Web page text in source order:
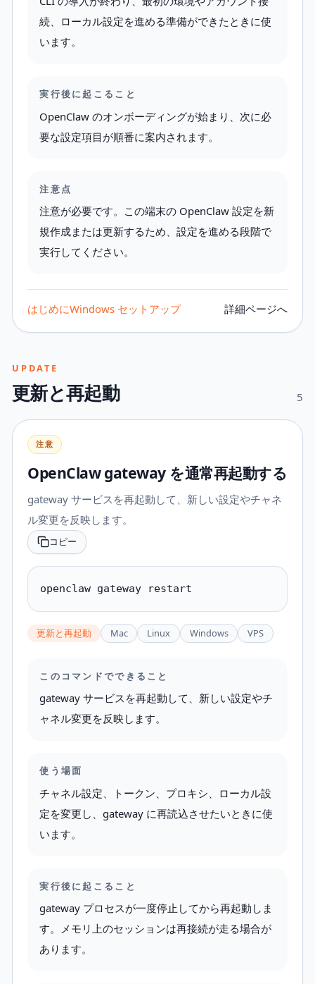
続、ローカル設定を進める準備ができたときに使
います。
実行後に起こること
OpenClaw のオンボーディングが始まり、次に必
要な設定項目が順番に案内されます。
注意点
注意が必要です。この端末の OpenClaw 設定を新
規作成または更新するため、設定を進める段階で
実行してください。
はじめにWindows セットアップ 詳細ページへ
UPDATE
更新と再起動 5
注意
OpenClaw gateway を通常再起動する
gateway サービスを再起動して、新しい設定やチャネ
ル変更を反映します。
コピー
openclaw gateway restart
更新と再起動 Mac Linux Windows VPS
このコマンドでできること
gateway サービスを再起動して、新しい設定やチ
ャネル変更を反映します。
使う場面
チャネル設定、トークン、プロキシ、ローカル設
定を変更し、gateway に再読込させたいときに使
います。
実行後に起こること
gateway プロセスが一度停止してから再起動しま
す。メモリ上のセッションは再接続が走る場合が
あります。